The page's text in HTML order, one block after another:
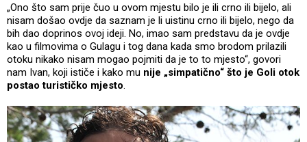
„Ono što sam prije čuo u ovom mjestu bilo je ili crno ili bijelo, ali
nisam došao ovdje da saznam je li uistinu crno ili bijelo, nego da
bih dao doprinos ovoj ideji. No, imao sam predstavu da je ovdje
kao u filmovima o Gulagu i tog dana kada smo brodom prilazili
otoku nikako nisam mogao pojmiti da je to to mjesto“, govori
nam Ivan, koji ističe i kako mu nije „simpatično“ što je Goli otok
postao turističko mjesto